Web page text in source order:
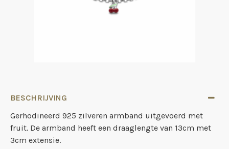
BESCHRIJVING
Gerhodineerd 925 zilveren armband uitgevoerd met
fruit. De armband heeft een draaglengte van 13cm met
3cm extensie.